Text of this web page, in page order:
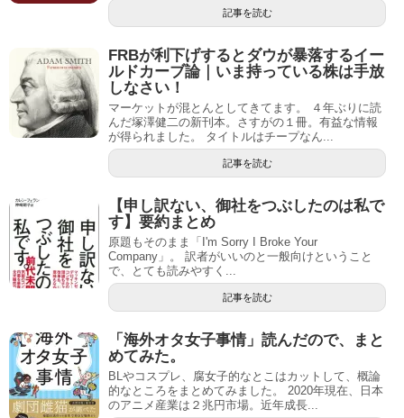
記事を読む
FRBが利下げするとダウが暴落するイー
ルドカーブ論｜いま持っている株は手放
しなさい！
マーケットが混とんとしてきてます。 ４年ぶりに読
んだ塚澤健二の新刊本。さすがの１冊。有益な情報
が得られました。 タイトルはチープなん...
記事を読む
【申し訳ない、御社をつぶしたのは私で
す】要約まとめ
原題もそのまま「I'm Sorry I Broke Your
Company」。 訳者がいいのと一般向けということ
で、とても読みやすく...
記事を読む
「海外オタ女子事情」読んだので、まと
めてみた。
BLやコスプレ、腐女子的なとこはカットして、概論
的なところをまとめてみました。 2020年現在、日本
のアニメ産業は２兆円市場。近年成長...